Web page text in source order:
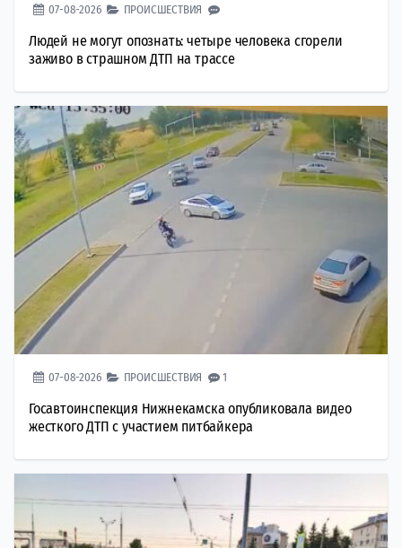
07-08-2026 ПРОИСШЕСТВИЯ
Людей не могут опознать: четыре человека сгорели
заживо в страшном ДТП на трассе
07-08-2026 ПРОИСШЕСТВИЯ 1
Госавтоинспекция Нижнекамска опубликовала видео
жесткого ДТП с участием питбайкера